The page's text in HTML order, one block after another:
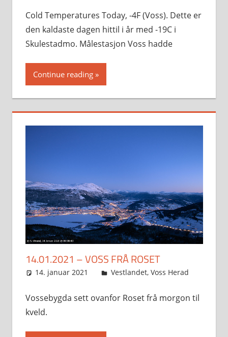
Cold Temperatures Today, -4F (Voss). Dette er
den kaldaste dagen hittil i år med -19C i
Skulestadmo. Målestasjon Voss hadde
Continue reading
14.01.2021 – VOSS FRÅ ROSET
14. januar 2021 Svein
Vestlandet, Voss Herad
Vossebygda sett ovanfor Roset frå morgon til
kveld.